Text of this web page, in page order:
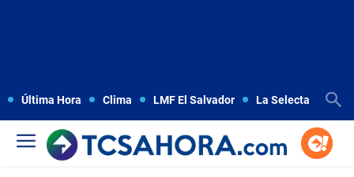
Última Hora Clima LMF El Salvador La Selecta